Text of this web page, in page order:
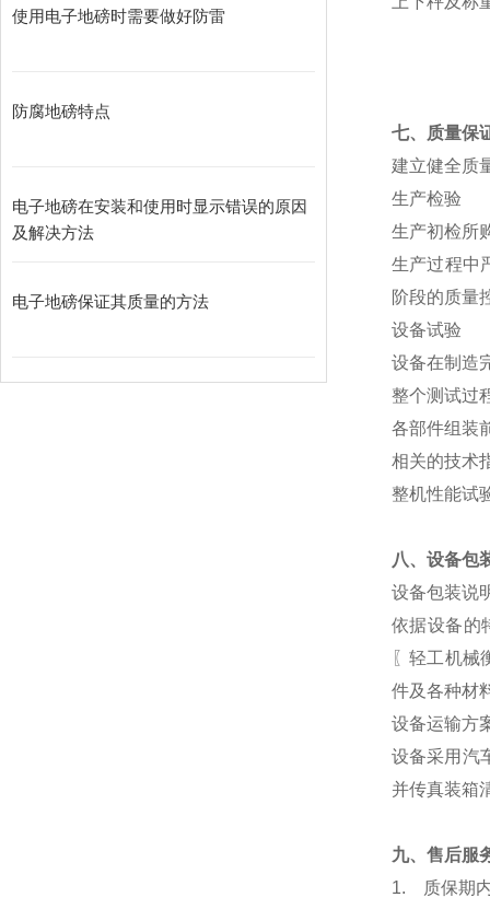
使用电子地磅时需要做好防雷
防腐地磅特点
电子地磅在安装和使用时显示错误的原因
及解决方法
电子地磅保证其质量的方法
七、质量保
建立健全质
生产检验
生产初检所
生产过程中
阶段的质量
设备试验
设备在制造
整个测试过
各部件组装
相关的技术
整机性能试
八、设备包
设备包装说
依据设备的
〖轻工机械
件及各种材
设备运输方
设备采用汽
并传真装箱
九、售后服
1.
质保期